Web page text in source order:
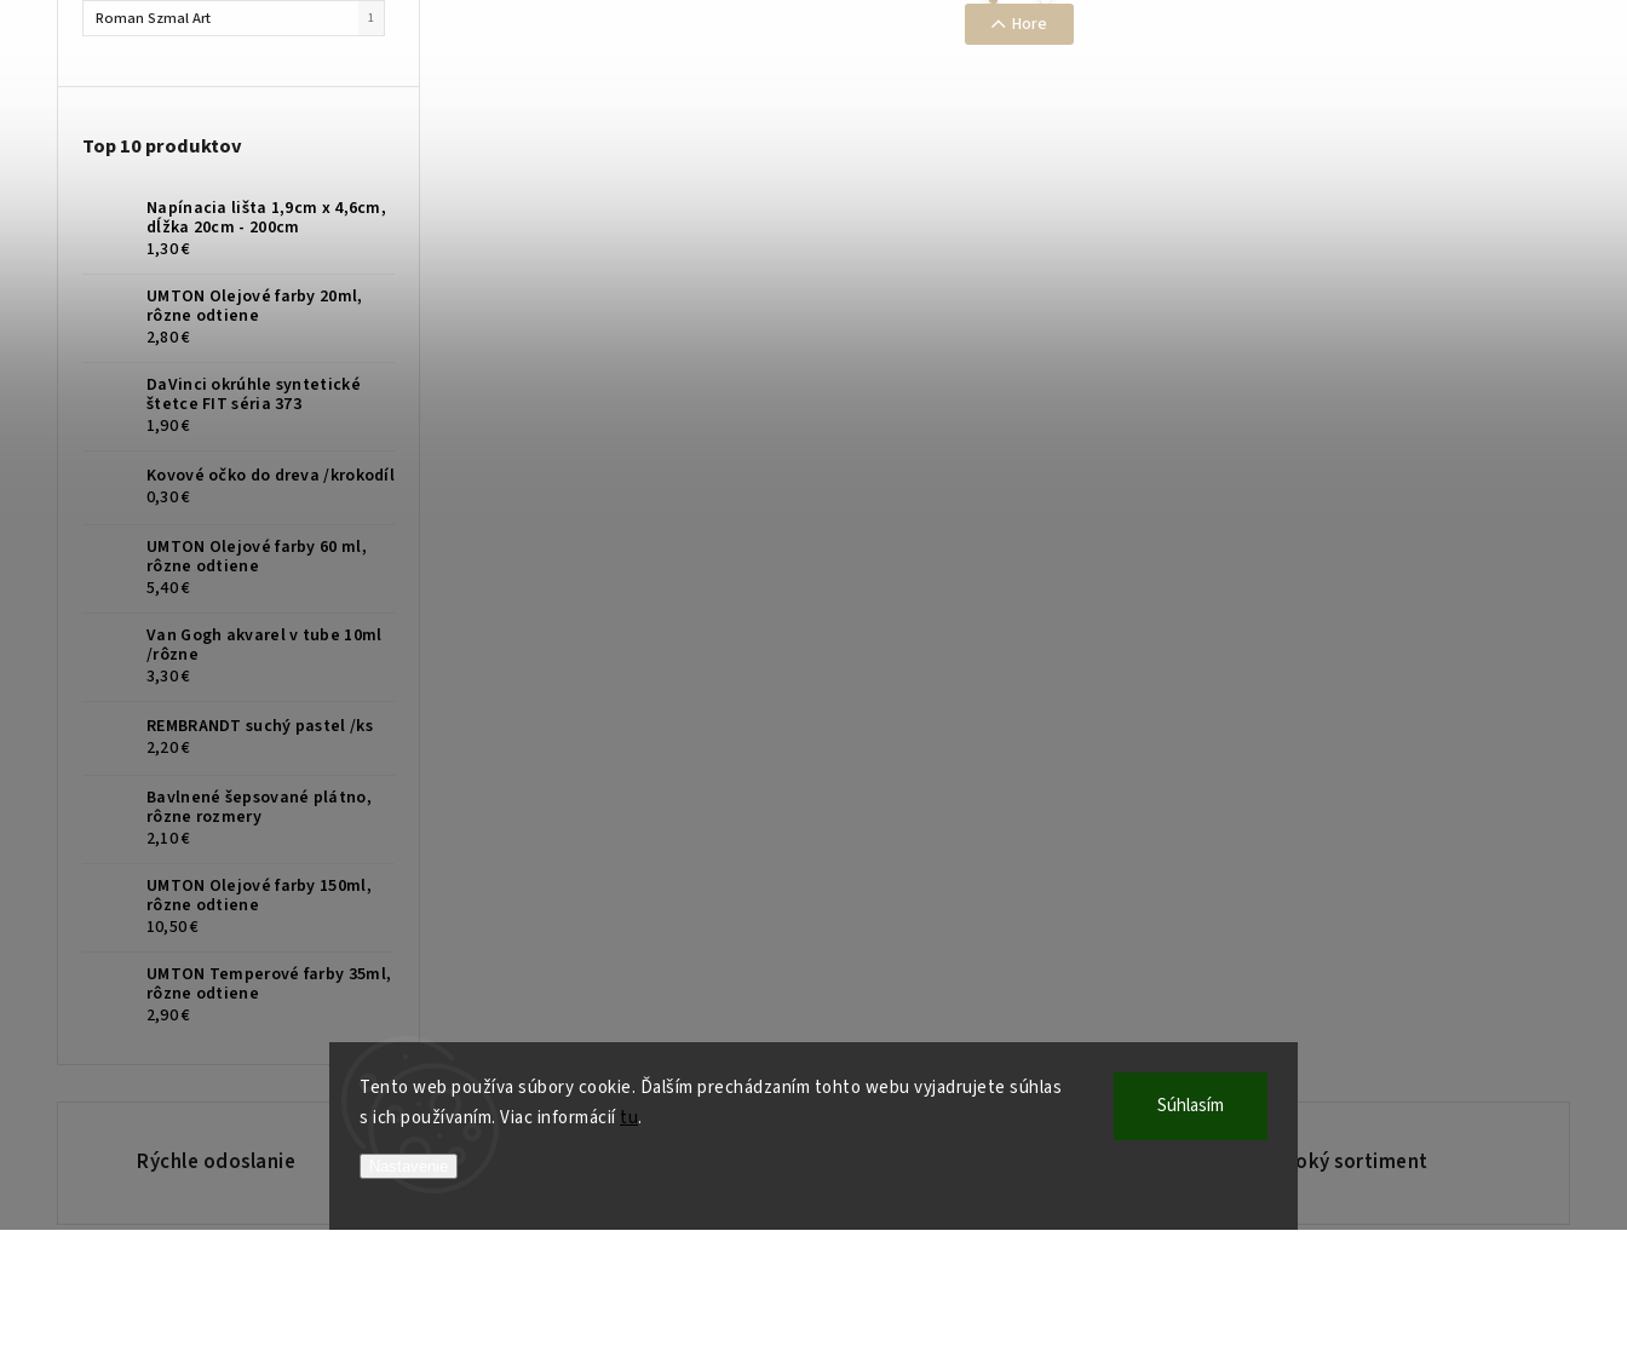
Tento web používa súbory cookie. Ďalším prechádzaním tohto webu vyjadrujete súhlas
s ich používaním. Viac informáciítu. Súhlasím
Roman Szmal Art 1
Top 10 produktov
Napínacia lišta 1,9cm x 4,6cm,
dĺžka 20cm - 200cm
1,30 €
UMTON Olejové farby 20ml,
rôzne odtiene
2,80 €
DaVinci okrúhle syntetické
štetce FIT séria 373
1,90 €
Kovové očko do dreva /krokodíl
0,30 €
UMTON Olejové farby 60 ml,
rôzne odtiene
5,40 €
Van Gogh akvarel v tube 10ml
/rôzne
3,30 €
REMBRANDT suchý pastel /ks
2,20 €
Bavlnené šepsované plátno,
rôzne rozmery
2,10 €
UMTON Olejové farby 150ml,
rôzne odtiene
10,50 €
UMTON Temperové farby 35ml,
rôzne odtiene
2,90 €
Hore
Rýchle odoslanie Široký sortiment